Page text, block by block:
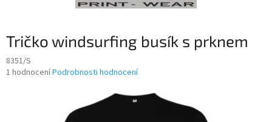
Tričko windsurfing busík s prknem
8351/S
Průměrné
1 hodnoceníPodrobnosti hodnocení